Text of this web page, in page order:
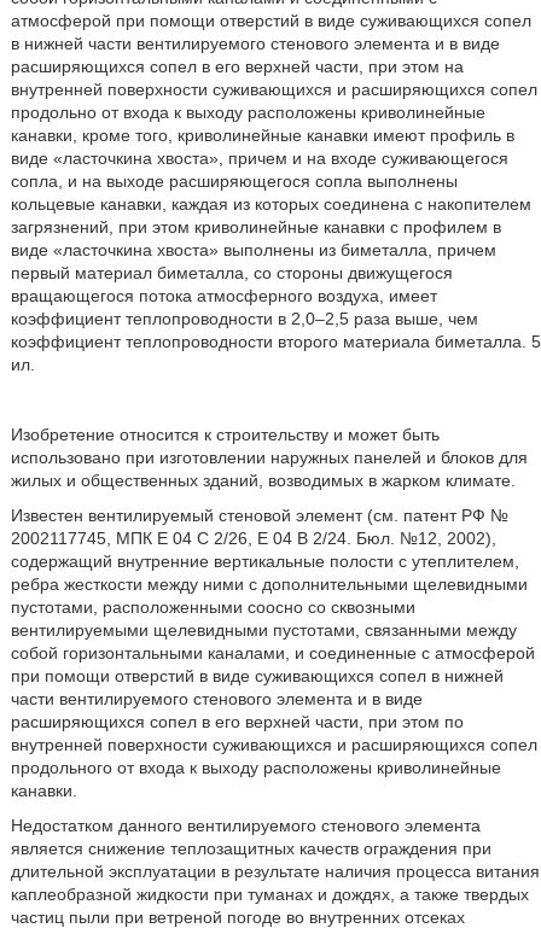
атмосферой при помощи отверстий в виде суживающихся сопел
в нижней части вентилируемого стенового элемента и в виде
расширяющихся сопел в его верхней части, при этом на
внутренней поверхности суживающихся и расширяющихся сопел
продольно от входа к выходу расположены криволинейные
канавки, кроме того, криволинейные канавки имеют профиль в
виде «ласточкина хвоста», причем и на входе суживающегося
сопла, и на выходе расширяющегося сопла выполнены
кольцевые канавки, каждая из которых соединена с накопителем
загрязнений, при этом криволинейные канавки с профилем в
виде «ласточкина хвоста» выполнены из биметалла, причем
первый материал биметалла, со стороны движущегося
вращающегося потока атмосферного воздуха, имеет
коэффициент теплопроводности в 2,0–2,5 раза выше, чем
коэффициент теплопроводности второго материала биметалла. 5
ил.
Изобретение относится к строительству и может быть
использовано при изготовлении наружных панелей и блоков для
жилых и общественных зданий, возводимых в жарком климате.
Известен вентилируемый стеновой элемент (см. патент РФ №
2002117745, МПК E 04 С 2/26, E 04 B 2/24. Бюл. №12, 2002),
содержащий внутренние вертикальные полости с утеплителем,
ребра жесткости между ними с дополнительными щелевидными
пустотами, расположенными соосно со сквозными
вентилируемыми щелевидными пустотами, связанными между
собой горизонтальными каналами, и соединенные с атмосферой
при помощи отверстий в виде суживающихся сопел в нижней
части вентилируемого стенового элемента и в виде
расширяющихся сопел в его верхней части, при этом по
внутренней поверхности суживающихся и расширяющихся сопел
продольного от входа к выходу расположены криволинейные
канавки.
Недостатком данного вентилируемого стенового элемента
является снижение теплозащитных качеств ограждения при
длительной эксплуатации в результате наличия процесса витания
каплеобразной жидкости при туманах и дождях, а также твердых
частиц пыли при ветреной погоде во внутренних отсеках